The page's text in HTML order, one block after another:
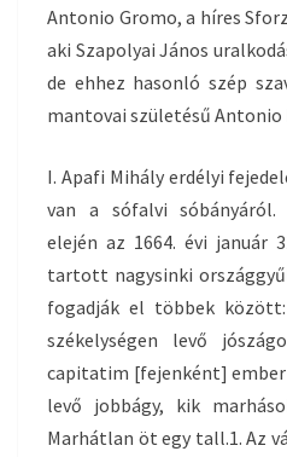
Antonio Gromo, a híres
aki Szapolyai János
de ehhez hasonló szép
mantovai születésű Antonio
I. Apafi Mihály erdélyi
van a sófalvi sóbányáról.
elején az 1664. évi január
tartott nagysinki
fogadják el többek között:
székelységen levő
capitatim [fejenként]
levő jobbágy, kik
Marhátlan öt egy tall.1. Az